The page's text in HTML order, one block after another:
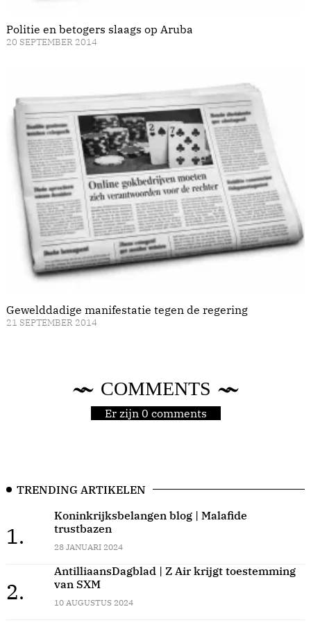
Politie en betogers slaags op Aruba
20 SEPTEMBER 2014
Gewelddadige manifestatie tegen de regering
21 SEPTEMBER 2014
COMMENTS
Er zijn 0 comments
TRENDING ARTIKELEN
1.
Koninkrijksbelangen blog | Malafide
trustbazen
28 JANUARI 2024
2.
AntilliaansDagblad | Z Air krijgt toestemming
van SXM
10 AUGUSTUS 2024